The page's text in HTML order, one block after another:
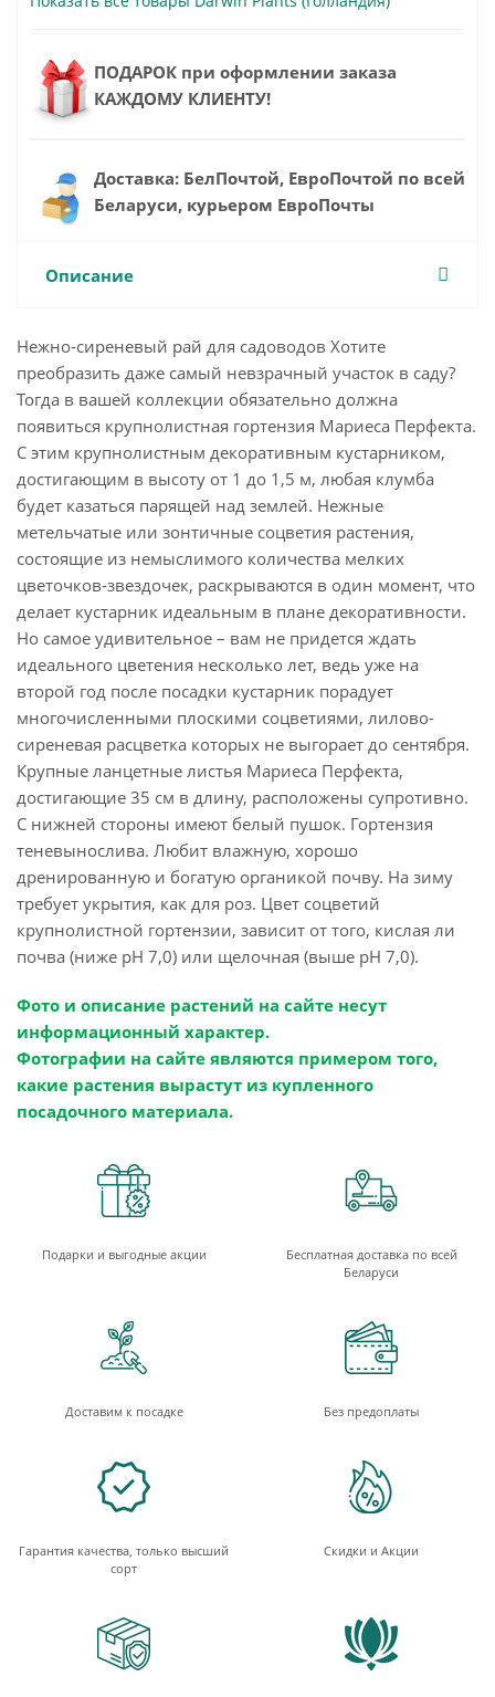
ПОДАРОК при оформлении заказа
КАЖДОМУ КЛИЕНТУ!
Доставка: БелПочтой, ЕвроПочтой по всей
Беларуси, курьером ЕвроПочты
Описание
Нежно-сиреневый рай для садоводов Хотите
преобразить даже самый невзрачный участок в саду?
Тогда в вашей коллекции обязательно должна
появиться крупнолистная гортензия Мариеса Перфекта.
С этим крупнолистным декоративным кустарником,
достигающим в высоту от 1 до 1,5 м, любая клумба
будет казаться парящей над землей. Нежные
метельчатые или зонтичные соцветия растения,
состоящие из немыслимого количества мелких
цветочков-звездочек, раскрываются в один момент, что
делает кустарник идеальным в плане декоративности.
Но самое удивительное – вам не придется ждать
идеального цветения несколько лет, ведь уже на
второй год после посадки кустарник порадует
многочисленными плоскими соцветиями, лилово-
сиреневая расцветка которых не выгорает до сентября.
Крупные ланцетные листья Мариеса Перфекта,
достигающие 35 см в длину, расположены супротивно.
С нижней стороны имеют белый пушок. Гортензия
теневынослива. Любит влажную, хорошо
дренированную и богатую органикой почву. На зиму
требует укрытия, как для роз. Цвет соцветий
крупнолистной гортензии, зависит от того, кислая ли
почва (ниже pH 7,0) или щелочная (выше pH 7,0).
Фото и описание растений на сайте несут
информационный характер.
Фотографии на сайте являются примером того,
какие растения вырастут из купленного
посадочного материала.
Подарки и выгодные акции
Бесплатная доставка по всей
Беларуси
Доставим к посадке Без предоплаты
Гарантия качества, только высший
сорт
Скидки и Акции